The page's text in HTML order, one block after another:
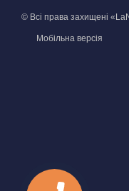
© Всі права захищені
Мобільна версія